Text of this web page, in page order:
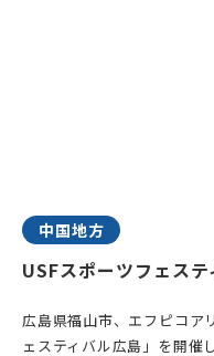
中国地方
USFスポーツフェス
広島県福山市、エフピコア
ェスティバル広島」を開催